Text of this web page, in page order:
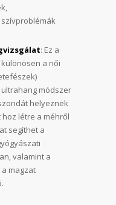
: Ez a
a női
módszer
helyeznek
létre a méhről
segíthet a
valamint a
magzat